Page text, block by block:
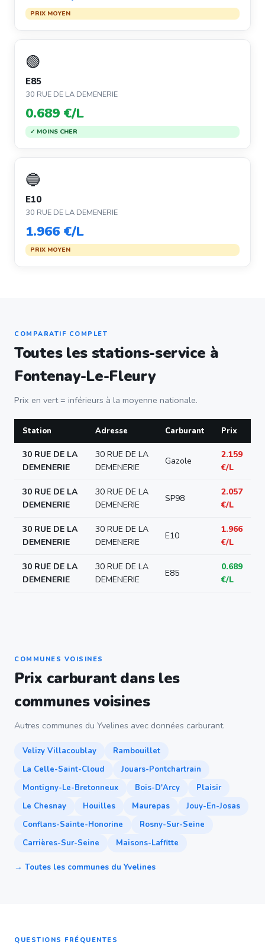
PRIX MOYEN
🟢
E85
30 RUE DE LA DEMENERIE
0.689 €/L
✓ MOINS CHER
🔵
E10
30 RUE DE LA DEMENERIE
1.966 €/L
PRIX MOYEN
COMPARATIF COMPLET
Toutes les stations-service à
Fontenay-Le-Fleury
Prix en vert = inférieurs à la moyenne nationale.
Station Adresse Carburant Prix
30 RUE DE LA
DEMENERIE
30 RUE DE LA
DEMENERIE
Gazole
2.159
€/L
30 RUE DE LA
DEMENERIE
30 RUE DE LA
DEMENERIE
SP98
2.057
€/L
30 RUE DE LA
DEMENERIE
30 RUE DE LA
DEMENERIE
E10
1.966
€/L
30 RUE DE LA
DEMENERIE
30 RUE DE LA
DEMENERIE
E85
0.689
€/L
COMMUNES VOISINES
Prix carburant dans les
communes voisines
Autres communes du Yvelines avec données carburant.
Velizy Villacoublay
Rambouillet
La Celle-Saint-Cloud
Jouars-Pontchartrain
Montigny-Le-Bretonneux
Bois-D'Arcy
Plaisir
Le Chesnay
Houilles Maurepas
Jouy-En-Josas
Conflans-Sainte-Honorine
Rosny-Sur-Seine
Carrières-Sur-Seine
Maisons-Laffitte
→ Toutes les communes du Yvelines
QUESTIONS FRÉQUENTES